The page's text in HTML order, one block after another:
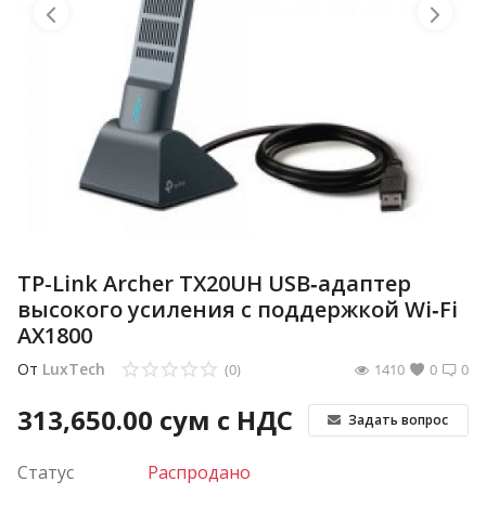
Регистрация
TP-Link Archer TX20UH USB‑адаптер
высокого усиления с поддержкой Wi‑Fi
AX1800
От LuxTech 0
(0) 0
1410
313,650.00 сум с НДС Задать вопрос
Статус Распродано